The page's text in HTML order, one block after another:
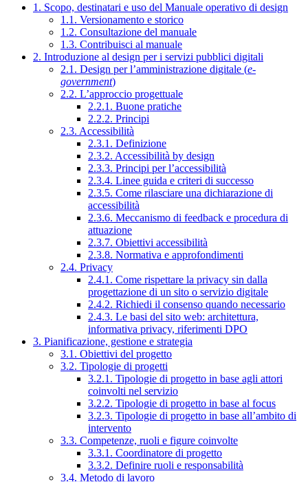
1. Scopo, destinatari e uso del Manuale operativo di design
1.1. Versionamento e storico
1.2. Consultazione del manuale
1.3. Contribuisci al manuale
2. Introduzione al design per i servizi pubblici digitali
2.1. Design per l’amministrazione digitale (e-
government)
2.2. L’approccio progettuale
2.2.1. Buone pratiche
2.2.2. Principi
2.3. Accessibilità
2.3.1. Definizione
2.3.2. Accessibilità by design
2.3.3. Principi per l’accessibilità
2.3.4. Linee guida e criteri di successo
2.3.5. Come rilasciare una dichiarazione di
accessibilità
2.3.6. Meccanismo di feedback e procedura di
attuazione
2.3.7. Obiettivi accessibilità
2.3.8. Normativa e approfondimenti
2.4. Privacy
2.4.1. Come rispettare la privacy sin dalla
progettazione di un sito o servizio digitale
2.4.2. Richiedi il consenso quando necessario
2.4.3. Le basi del sito web: architettura,
informativa privacy, riferimenti DPO
3. Pianificazione, gestione e strategia
3.1. Obiettivi del progetto
3.2. Tipologie di progetti
3.2.1. Tipologie di progetto in base agli attori
coinvolti nel servizio
3.2.2. Tipologie di progetto in base al focus
3.2.3. Tipologie di progetto in base all’ambito di
intervento
3.3. Competenze, ruoli e figure coinvolte
3.3.1. Coordinatore di progetto
3.3.2. Definire ruoli e responsabilità
3.4. Metodo di lavoro